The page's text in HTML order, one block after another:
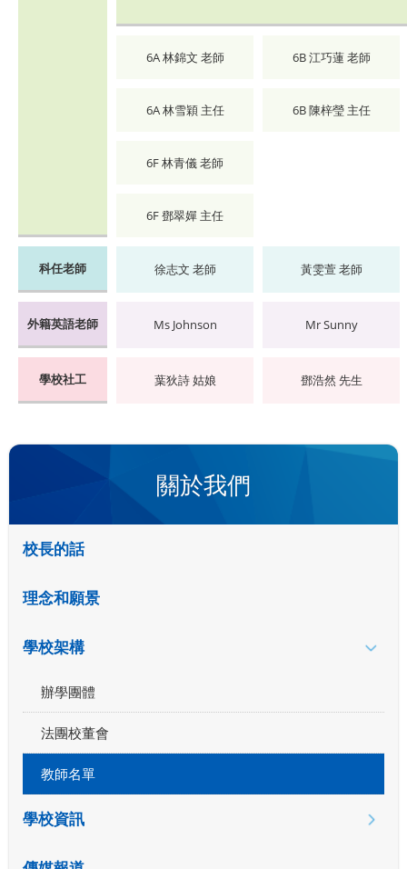
6A 林錦文 老師 6B 江巧蓮 老師
6A 林雪穎 主任 6B 陳梓瑩 主任
6F 林青儀 老師
6F 鄧翠嬋 主任
科任老師 徐志文 老師 黃雯萱 老師
外籍英語老師 Ms Johnson Mr Sunny
學校社工 葉狄詩 姑娘 鄧浩然 先生
關於我們
校長的話
理念和願景
學校架構
辦學團體
法團校董會
教師名單
學校資訊